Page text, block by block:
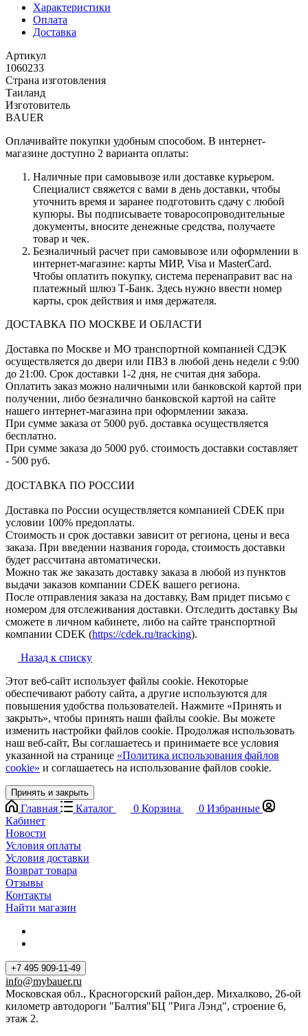
Характеристики
Оплата
Доставка
Артикул
1060233
Страна изготовления
Таиланд
Изготовитель
BAUER
Оплачивайте покупки удобным способом. В интернет-
магазине доступно 2 варианта оплаты:
Наличные при самовывозе или доставке курьером.
Специалист свяжется с вами в день доставки, чтобы
уточнить время и заранее подготовить сдачу с любой
купюры. Вы подписываете товаросопроводительные
документы, вносите денежные средства, получаете
товар и чек.
Безналичный расчет при самовывозе или оформлении в
интернет-магазине: карты МИР, Visa и MasterCard.
Чтобы оплатить покупку, система перенаправит вас на
платежный шлюз Т-Банк. Здесь нужно ввести номер
карты, срок действия и имя держателя.
ДОСТАВКА ПО МОСКВЕ И ОБЛАСТИ
Доставка по Москве и МО транспортной компанией СДЭК
осуществляется до двери или ПВЗ в любой день недели с 9:00
до 21:00. Срок доставки 1-2 дня, не считая дня забора.
Оплатить заказ можно наличными или банковской картой при
получении, либо безналично банковской картой на сайте
нашего интернет-магазина при оформлении заказа.
При сумме заказа от 5000 руб. доставка осуществляется
бесплатно.
При сумме заказа до 5000 руб. стоимость доставки составляет
- 500 руб.
ДОСТАВКА ПО РОССИИ
Доставка по России осуществляется компанией CDEK при
условии 100% предоплаты.
Стоимость и срок доставки зависит от региона, цены и веса
заказа. При введении названия города, стоимость доставки
будет рассчитана автоматически.
Можно так же заказать доставку заказа в любой из пунктов
выдачи заказов компании CDEK вашего региона.
После отправления заказа на доставку, Вам придет письмо с
номером для отслеживания доставки. Отследить доставку Вы
сможете в личном кабинете, либо на сайте транспортной
компании CDEK (https://cdek.ru/tracking).
Назад к списку
Этот веб-сайт использует файлы cookie. Некоторые
обеспечивают работу сайта, а другие используются для
повышения удобства пользователей. Нажмите «Принять и
закрыть», чтобы принять наши файлы cookie. Вы можете
изменить настройки файлов cookie. Продолжая использовать
наш веб-сайт, Вы соглашаетесь и принимаете все условия
указанной на странице «Политика использования файлов
cookie» и соглашаетесь на использование файлов cookie.
Принять и закрыть
Главная Каталог 0 Корзина 0 Избранные
Кабинет
Новости
Условия оплаты
Условия доставки
Возврат товара
Отзывы
Контакты
Найти магазин
+7 495 909-11-49
info@mybauer.ru
Московская обл., Красногорский район,дер. Михалково, 26-ой
километр автодороги "Балтия"БЦ "Рига Лэнд", строение 6,
этаж 2.